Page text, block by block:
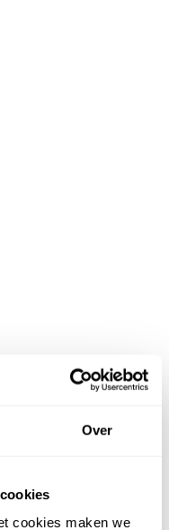
Over
cookies maken we